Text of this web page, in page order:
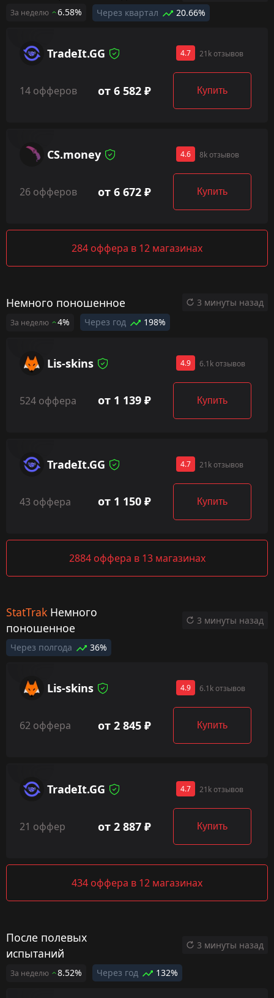
За неделю 6.58% Через квартал 20.66%
TradeIt.GG 4.7 21k отзывов
14 офферов от 6 582 ₽ Купить
CS.money 4.6 8k отзывов
26 офферов от 6 672 ₽ Купить
284 оффера в 12 магазинах
Немного поношенное
За неделю 4% Через год 198%
3 минуты назад
Lis-skins 4.9 6.1k отзывов
524 оффера от 1 139 ₽ Купить
TradeIt.GG 4.7 21k отзывов
43 оффера от 1 150 ₽ Купить
2884 оффера в 13 магазинах
StatTrak Немного
поношенное
Через полгода 36%
3 минуты назад
Lis-skins 4.9 6.1k отзывов
62 оффера от 2 845 ₽ Купить
TradeIt.GG 4.7 21k отзывов
21 оффер от 2 887 ₽ Купить
434 оффера в 12 магазинах
После полевых
испытаний
За неделю 8.52% Через год 132%
3 минуты назад